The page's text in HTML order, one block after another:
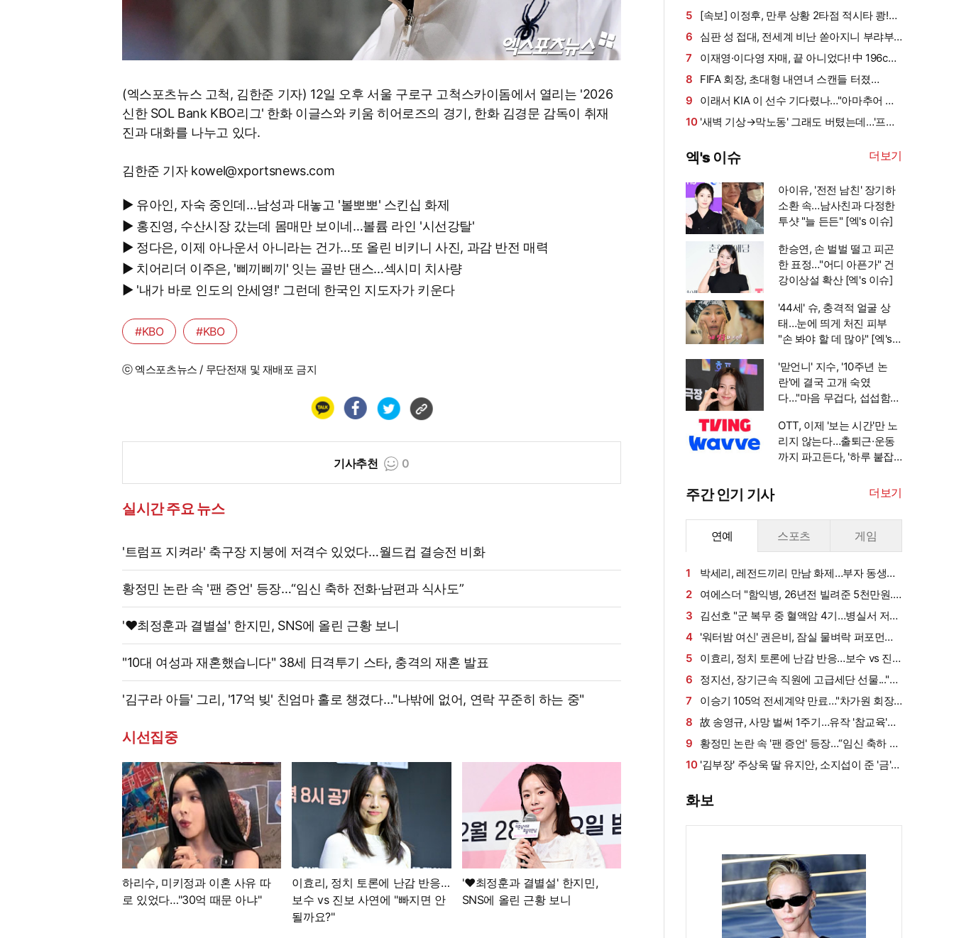
(엑스포츠뉴스 고척, 김한준 기자) 12일 오후 서울 구로구 고척스카이돔에서 열리는 '2026
신한 SOL Bank KBO리그' 한화 이글스와 키움 히어로즈의 경기, 한화 김경문 감독이 취재
진과 대화를 나누고 있다.
김한준 기자 kowel@xportsnews.com
▶ 유아인, 자숙 중인데…남성과 대놓고 '볼뽀뽀' 스킨십 화제
▶ 홍진영, 수산시장 갔는데 몸매만 보이네…볼륨 라인 '시선강탈'
▶ 정다은, 이제 아나운서 아니라는 건가…또 올린 비키니 사진, 과감 반전 매력
▶ 치어리더 이주은, '삐끼삐끼' 잇는 골반 댄스…섹시미 치사량
▶ '내가 바로 인도의 안세영!' 그런데 한국인 지도자가 키운다
#KBO #KBO
ⓒ 엑스포츠뉴스 / 무단전재 및 재배포 금지
기사추천 0
실시간 주요 뉴스
'트럼프 지켜라' 축구장 지붕에 저격수 있었다…월드컵 결승전 비화
황정민 논란 속 '팬 증언' 등장…“임신 축하 전화·남편과 식사도”
'♥최정훈과 결별설' 한지민, SNS에 올린 근황 보니
"10대 여성과 재혼했습니다" 38세 日격투기 스타, 충격의 재혼 발표
'김구라 아들' 그리, '17억 빚' 친엄마 홀로 챙겼다…"나밖에 없어, 연락 꾸준히 하는 중"
시선집중
하리수, 미키정과 이혼 사유 따
로 있었다…"30억 때문 아냐"
이효리, 정치 토론에 난감 반응…
보수 vs 진보 사연에 "빠지면 안
될까요?"
'♥최정훈과 결별설' 한지민,
SNS에 올린 근황 보니
만에 결혼, "뭐하는 거야?" 일본서도 시끌
짧고 굵은 각오, 푹 쉬고 5위 도약 겨냥
5
[속보] 이정후, 만루 상황 2타점 적시타 쾅!…
볼넷→안타로 '펄펄', 6G 연속 안타 생산
6
심판 성 접대, 전세계 비난 쏟아지니 부랴부
랴?…대한축구협회 사과문 공식 발표 "전세계
축구 관계자 여러분께 사과" [오피셜]
7
이재영·이다영 자매, 끝 아니었다! 中 196cm
국대+쿠바 스타까지 싹쓸이…창단 1년 만에 유
럽 정조준
8
FIFA 회장, 초대형 내연녀 스캔들 터졌
다…"UEFA 사무총장 시절, 승진 특혜+MBA 학
비"→"관계 들통나자 거액 퇴직금" (英 텔레그래
9
이래서 KIA 이 선수 기다렸나…"아마추어 같
은 생각하면 또 힘들어" 베테랑 안방마님의 진심
10 '새벽 기상→막노동' 그래도 버텼는데…'프로
부상으로 수술대
엑's 이슈 더보기
아이유, '전전 남친' 장기하
소환 속…남사친과 다정한
투샷 "늘 든든" [엑's 이슈]
한승연, 손 벌벌 떨고 피곤
한 표정…"어디 아픈가" 건
강이상설 확산 [엑's 이슈]
'44세' 슈, 충격적 얼굴 상
태…눈에 띄게 처진 피부
"손 봐야 할 데 많아" [엑's
'맏언니' 지수, '10주년 논
란'에 결국 고개 숙였
다…"마음 무겁다, 섭섭함
OTT, 이제 '보는 시간'만 노
리지 않는다…출퇴근·운동
까지 파고든다, '하루 붙잡
주간 인기 기사 더보기
연예 스포츠 게임
1
박세리, 레전드끼리 만남 화제…부자 동생에
게 밥 샀다가 '반전'
2
여에스더 "함익병, 26년전 빌려준 5천만원...
그덕에 사업 시작" (동상이몽2)[종합]
3
김선호 "군 복무 중 혈액암 4기…병실서 저만
살아남았다" (내 남은 연애)
4
'워터밤 여신' 권은비, 잠실 물벼락 퍼포먼스
'후끈'…두산 승리요정 등극
5
이효리, 정치 토론에 난감 반응…보수 vs 진
보 사연에 "빠지면 안 될까요?"
6
정지선, 장기근속 직원에 고급세단 선물..."차
부담되면 명품백도 가능" (사당귀)[전일야화]
7
이승기 105억 전세계약 만료…"차가원 회장,
보증금 안 주면 법적 조치"
8 故 송영규, 사망 벌써 1주기…유작 '참교육'서
묵직한 존재감
9
황정민 논란 속 '팬 증언' 등장…“임신 축하 전
화·남편과 식사도”
10 '김부장' 주상욱 딸 유지안, 소지섭이 준 '금'
화보